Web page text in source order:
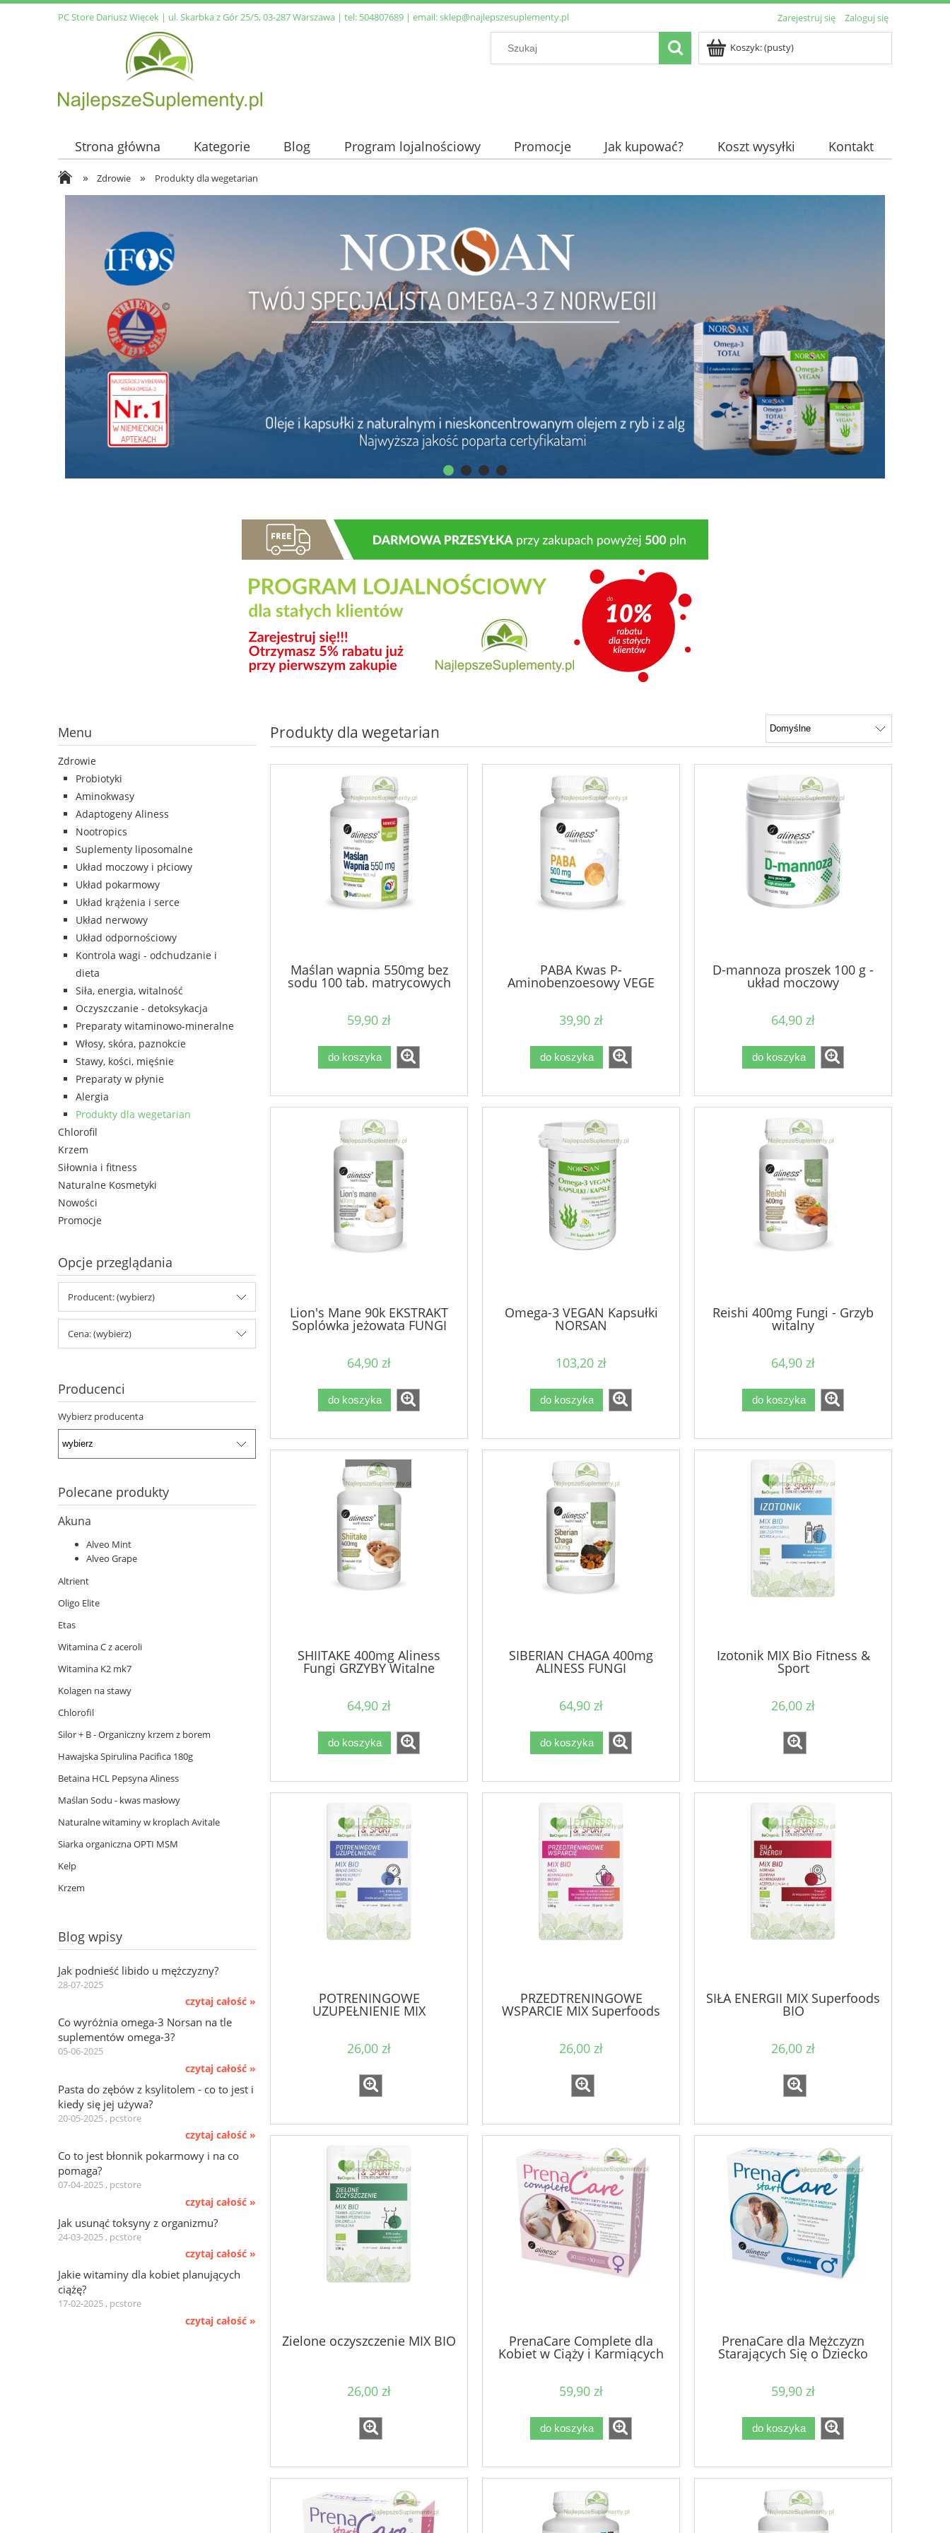
PC Store Dariusz Więcek | ul. Skarbka z Gór 25/5, 03-287 Warszawa | tel: 504807689 | email:sklep@najlepszesuplementy.pl Zarejestruj się Zaloguj się
Koszyk:(pusty)
Strona główna Kategorie Blog Program lojalnościowy Promocje Jak kupować? Koszt wysyłki Kontakt
» Zdrowie » Produkty dla wegetarian
Menu
Zdrowie
Probiotyki
Aminokwasy
Adaptogeny Aliness
Nootropics
Suplementy liposomalne
Układ moczowy i płciowy
Układ pokarmowy
Układ krążenia i serce
Układ nerwowy
Układ odpornościowy
Kontrola wagi - odchudzanie i
dieta
Siła, energia, witalność
Oczyszczanie - detoksykacja
Preparaty witaminowo-mineralne
Włosy, skóra, paznokcie
Stawy, kości, mięśnie
Preparaty w płynie
Alergia
Produkty dla wegetarian
Chlorofil
Krzem
Siłownia i fitness
Naturalne Kosmetyki
Nowości
Promocje
Opcje przeglądania
Producent: (wybierz)
Cena: (wybierz)
Producenci
Wybierz producenta
Polecane produkty
Akuna
Alveo Mint
Alveo Grape
Altrient
Oligo Elite
Etas
Witamina C z aceroli
Witamina K2 mk7
Kolagen na stawy
Chlorofil
Silor + B - Organiczny krzem z borem
Hawajska Spirulina Pacifica 180g
Betaina HCL Pepsyna Aliness
Maślan Sodu - kwas masłowy
Naturalne witaminy w kroplach Avitale
Siarka organiczna OPTI MSM
Kelp
Krzem
Blog wpisy
Jak podnieść libido u mężczyzny?
28-07-2025
czytaj całość »
Co wyróżnia omega-3 Norsan na tle
suplementów omega-3?
05-06-2025
czytaj całość »
Pasta do zębów z ksylitolem - co to jest i
kiedy się jej używa?
20-05-2025 , pcstore
czytaj całość »
Co to jest błonnik pokarmowy i na co
pomaga?
07-04-2025 , pcstore
czytaj całość »
Jak usunąć toksyny z organizmu?
24-03-2025 , pcstore
czytaj całość »
Jakie witaminy dla kobiet planujących
ciążę?
17-02-2025 , pcstore
czytaj całość »
Produkty dla wegetarian
Maślan wapnia 550mg bez
sodu 100 tab. matrycowych
59,90 zł
do koszyka
PABA Kwas P-
Aminobenzoesowy VEGE
39,90 zł
do koszyka
D-mannoza proszek 100 g -
układ moczowy
64,90 zł
do koszyka
Lion's Mane 90k EKSTRAKT
Soplówka jeżowata FUNGI
64,90 zł
do koszyka
Omega-3 VEGAN Kapsułki
NORSAN
103,20 zł
do koszyka
Reishi 400mg Fungi - Grzyb
witalny
64,90 zł
do koszyka
SHIITAKE 400mg Aliness
Fungi GRZYBY Witalne
64,90 zł
do koszyka
SIBERIAN CHAGA 400mg
ALINESS FUNGI
64,90 zł
do koszyka
Izotonik MIX Bio Fitness &
Sport
26,00 zł
POTRENINGOWE
UZUPEŁNIENIE MIX
26,00 zł
PRZEDTRENINGOWE
WSPARCIE MIX Superfoods
26,00 zł
SIŁA ENERGII MIX Superfoods
BIO
26,00 zł
Zielone oczyszczenie MIX BIO
26,00 zł
PrenaCare Complete dla
Kobiet w Ciąży i Karmiących
59,90 zł
do koszyka
PrenaCare dla Mężczyzn
Starających Się o Dziecko
59,90 zł
do koszyka